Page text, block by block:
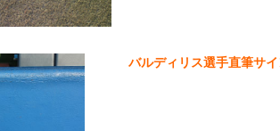
バルディリス選手直筆サ